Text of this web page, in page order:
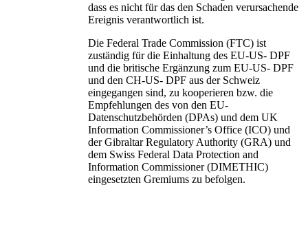
dass es nicht für das den Schaden verursachende
Ereignis verantwortlich ist.
Die Federal Trade Commission (FTC) ist
zuständig für die Einhaltung des EU-US- DPF
und die britische Ergänzung zum EU-US- DPF
und den CH-US- DPF aus der Schweiz
eingegangen sind, zu kooperieren bzw. die
Empfehlungen des von den EU-
Datenschutzbehörden (DPAs) und dem UK
Information Commissioner’s Office (ICO) und
der Gibraltar Regulatory Authority (GRA) und
dem Swiss Federal Data Protection and
Information Commissioner (DIMETHIC)
eingesetzten Gremiums zu befolgen.